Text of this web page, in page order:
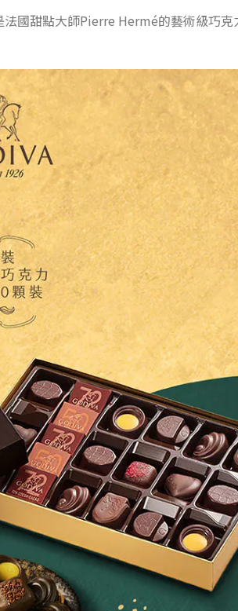
國甜點大師Pierre Hermé的藝術級巧克